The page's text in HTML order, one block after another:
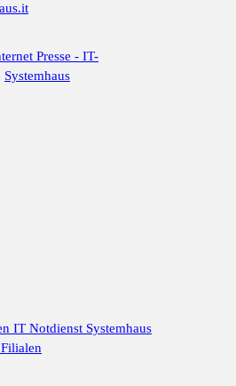
IT Notdienst Systemhaus